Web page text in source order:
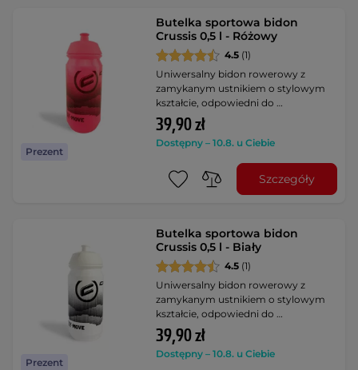
Prezent
Butelka sportowa bidon
Crussis 0,5 l - Różowy
4.5 (1)
Uniwersalny bidon rowerowy z
zamykanym ustnikiem o stylowym
kształcie, odpowiedni do …
39,90 zł
Dostępny – 10.8. u Ciebie
Szczegóły
Prezent
Butelka sportowa bidon
Crussis 0,5 l - Biały
4.5 (1)
Uniwersalny bidon rowerowy z
zamykanym ustnikiem o stylowym
kształcie, odpowiedni do …
39,90 zł
Dostępny – 10.8. u Ciebie